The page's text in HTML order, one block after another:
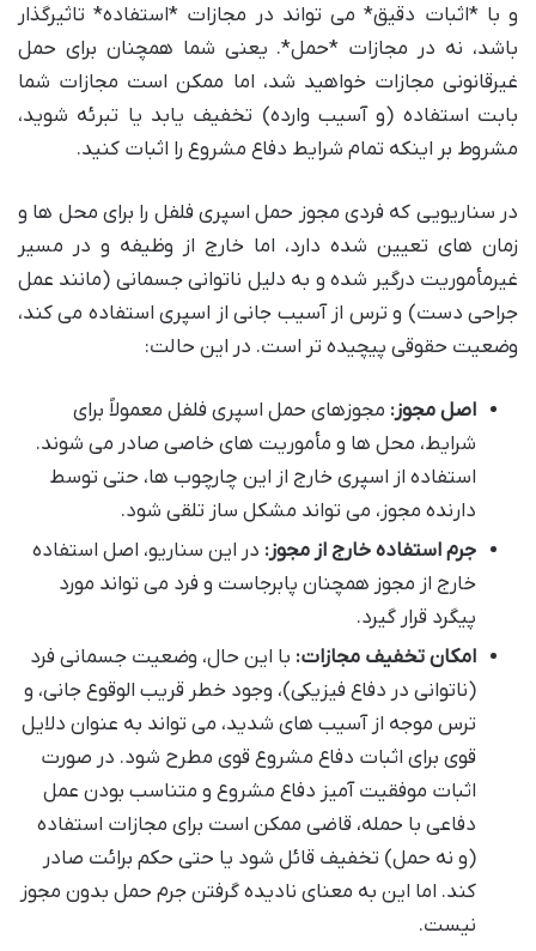
و با *اثبات دقیق* می تواند در مجازات *استفاده* تاثیرگذار
باشد، نه در مجازات *حمل*. یعنی شما همچنان برای حمل
غیرقانونی مجازات خواهید شد، اما ممکن است مجازات شما
بابت استفاده (و آسیب وارده) تخفیف یابد یا تبرئه شوید،
مشروط بر اینکه تمام شرایط دفاع مشروع را اثبات کنید.
در سناریویی که فردی مجوز حمل اسپری فلفل را برای محل ها و
زمان های تعیین شده دارد، اما خارج از وظیفه و در مسیر
غیرمأموریت درگیر شده و به دلیل ناتوانی جسمانی (مانند عمل
جراحی دست) و ترس از آسیب جانی از اسپری استفاده می کند،
وضعیت حقوقی پیچیده تر است. در این حالت:
اصل مجوز: مجوزهای حمل اسپری فلفل معمولاً برای
شرایط، محل ها و مأموریت های خاصی صادر می شوند.
استفاده از اسپری خارج از این چارچوب ها، حتی توسط
دارنده مجوز، می تواند مشکل ساز تلقی شود.
جرم استفاده خارج از مجوز: در این سناریو، اصل استفاده
خارج از مجوز همچنان پابرجاست و فرد می تواند مورد
پیگرد قرار گیرد.
امکان تخفیف مجازات: با این حال، وضعیت جسمانی فرد
(ناتوانی در دفاع فیزیکی)، وجود خطر قریب الوقوع جانی، و
ترس موجه از آسیب های شدید، می تواند به عنوان دلایل
قوی برای اثبات دفاع مشروع قوی مطرح شود. در صورت
اثبات موفقیت آمیز دفاع مشروع و متناسب بودن عمل
دفاعی با حمله، قاضی ممکن است برای مجازات استفاده
(و نه حمل) تخفیف قائل شود یا حتی حکم برائت صادر
کند. اما این به معنای نادیده گرفتن جرم حمل بدون مجوز
نیست.